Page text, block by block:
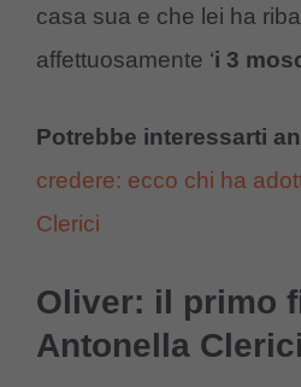
casa sua e che lei ha
affettuosamente ‘i 3
Potrebbe interessarti
credere: ecco chi ha
Clerici
Oliver: il primo
Antonella Clerici